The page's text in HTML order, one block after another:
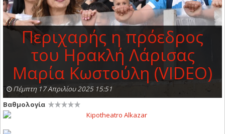
Περιχαρής η πρόεδρος
του Ηρακλή Λάρισας
Μαρία Κωστούλη (VIDEO)
Πέμπτη 17 Απριλίου 2025 15:51
Βαθμολογία